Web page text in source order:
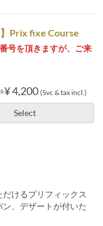
】Prix fixe Course
号を頂きますが、ご来
¥ 4,200 (Svc & tax incl.)
Select
けるプリフィックス
、デザートが付いた